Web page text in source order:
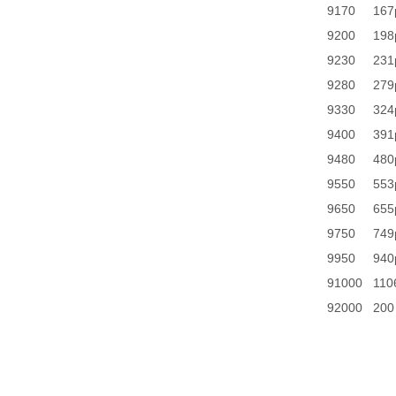
9170
9200
9230
9280
9330
9400
9480
9550
9650
9750
9950
91000
92000